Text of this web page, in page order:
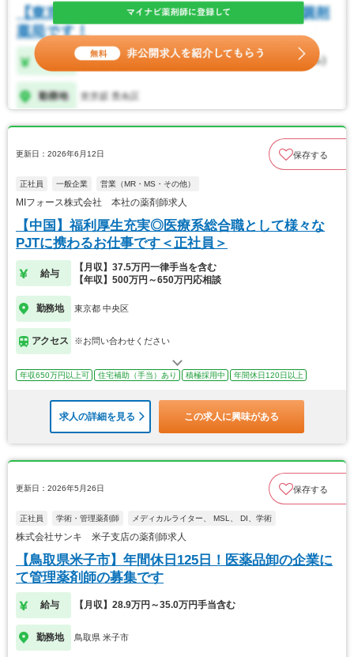
更新日：2026年6月12日 保存する
正社員 一般企業 営業（MR・MS・その他）
MIフォース株式会社 本社の薬剤師求人
【中国】福利厚生充実◎医療系総合職として様々な
PJTに携わるお仕事です＜正社員＞
給与
【月収】37.5万円一律手当を含む
【年収】500万円～650万円応相談
勤務地 東京都 中央区
アクセス ※お問い合わせください
年収650万円以上可 住宅補助（手当）あり 積極採用中 年間休日120日以上
求人の詳細を見る この求人に興味がある
更新日：2026年5月26日 保存する
正社員 学術・管理薬剤師 メディカルライター、 MSL、 DI、学術
株式会社サンキ 米子支店の薬剤師求人
【鳥取県米子市】年間休日125日！医薬品卸の企業に
て管理薬剤師の募集です
給与 【月収】28.9万円～35.0万円手当含む
勤務地 鳥取県 米子市